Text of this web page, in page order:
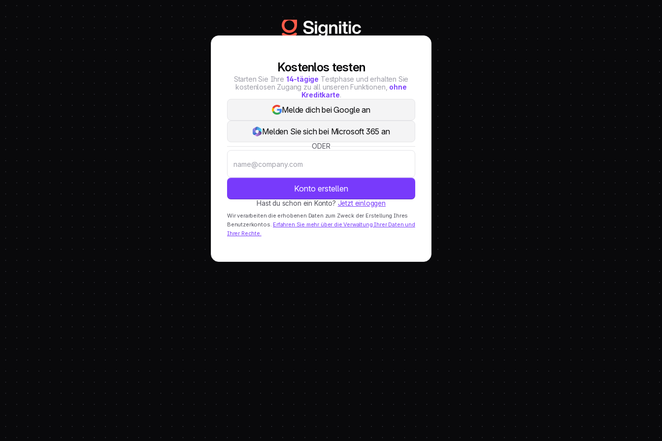
Kostenlos testen
Starten Sie Ihre 14-tägige Testphase und erhalten Sie
kostenlosen Zugang zu all unseren Funktionen, ohne
Kreditkarte.
Melde dich bei Google an
Melden Sie sich bei Microsoft 365 an
ODER
Hast du schon ein Konto? Jetzt einloggen
Wir verarbeiten die erhobenen Daten zum Zweck der Erstellung Ihres
Benutzerkontos. Erfahren Sie mehr über die Verwaltung Ihrer Daten und
Ihrer Rechte.